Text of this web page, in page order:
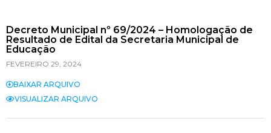
Decreto Municipal nº 69/2024 – Homologação de
Resultado de Edital da Secretaria Municipal de
Educação
FEVEREIRO 29, 2024
BAIXAR ARQUIVO
VISUALIZAR ARQUIVO